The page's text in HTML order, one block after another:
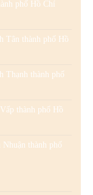
phố Hồ Chí
Tân thành phố Hồ
Thạnh thành phố
thành phố Hồ
thành phố